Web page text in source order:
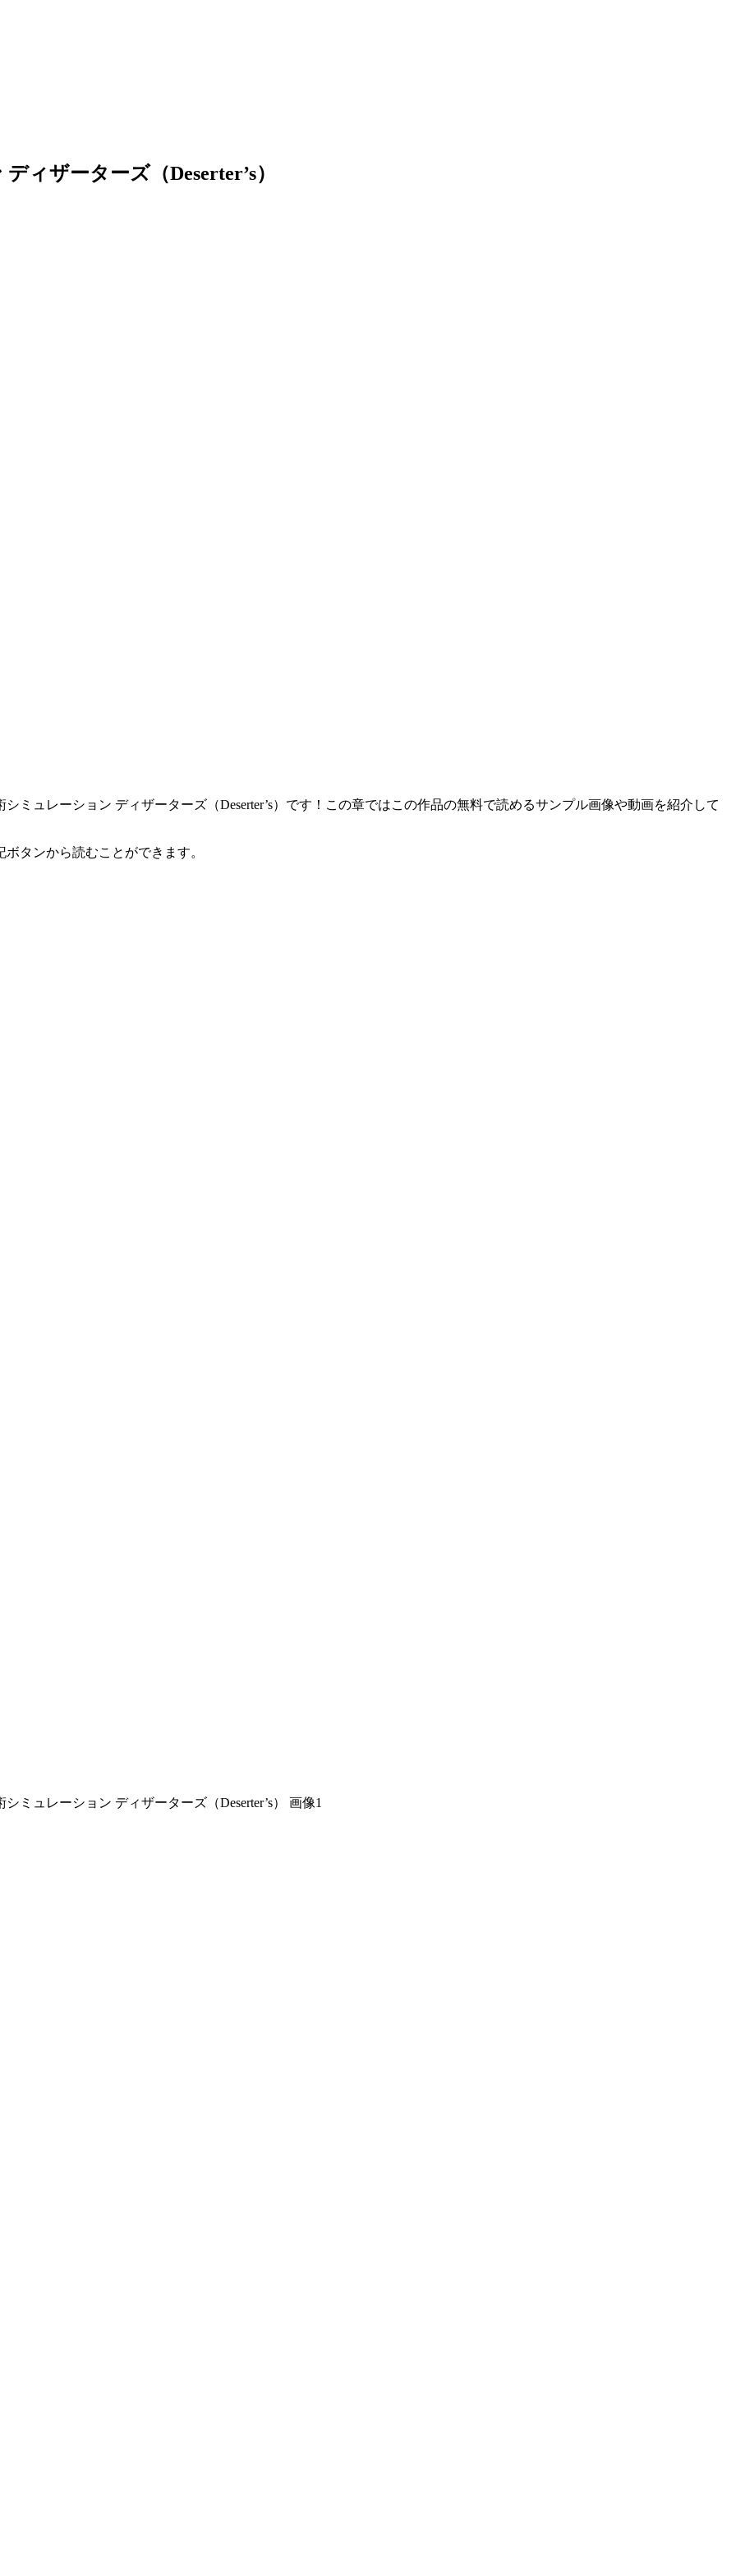
ィザーターズ（Deserter’s）
ミュレーション ディザーターズ（Deserter’s）です！この章ではこの作品の無料で読めるサンプル画像や動画を紹介して
タンから読むことができます。
ミュレーション ディザーターズ（Deserter’s） 画像1